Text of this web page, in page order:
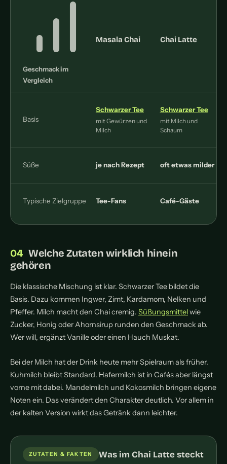
Geschmack im
Vergleich
Masala Chai Chai Latte
Basis
Schwarzer Tee
mit Gewürzen und
Milch
Schwarzer Tee
mit Milch und
Schaum
Süße je nach Rezept oft etwas milder
Typische Zielgruppe Tee-Fans Café-Gäste
Welche Zutaten wirklich hinein
gehören
Die klassische Mischung ist klar. Schwarzer Tee bildet die
Basis. Dazu kommen Ingwer, Zimt, Kardamom, Nelken und
Pfeffer. Milch macht den Chai cremig. Süßungsmittelwie
Zucker, Honig oder Ahornsirup runden den Geschmack ab.
Wer will, ergänzt Vanille oder einen Hauch Muskat.
Bei der Milch hat der Drink heute mehr Spielraum als früher.
Kuhmilch bleibt Standard. Hafermilch ist in Cafés aber längst
vorne mit dabei. Mandelmilch und Kokosmilch bringen eigene
Noten ein. Das verändert den Charakter deutlich. Vor allem in
der kalten Version wirkt das Getränk dann leichter.
ZUTATEN & FAKTEN Was im Chai Latte steckt